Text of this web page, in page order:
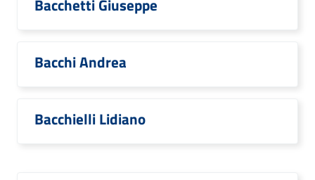
Bacchetti Giuseppe
Bacchi Andrea
Bacchielli Lidiano